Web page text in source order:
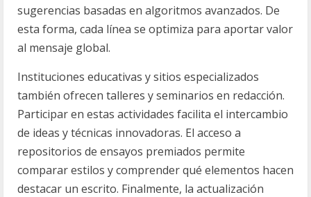
sugerencias basadas en algoritmos avanzados. De
esta forma, cada línea se optimiza para aportar valor
al mensaje global.
Instituciones educativas y sitios especializados
también ofrecen talleres y seminarios en redacción.
Participar en estas actividades facilita el intercambio
de ideas y técnicas innovadoras. El acceso a
repositorios de ensayos premiados permite
comparar estilos y comprender qué elementos hacen
destacar un escrito. Finalmente, la actualización